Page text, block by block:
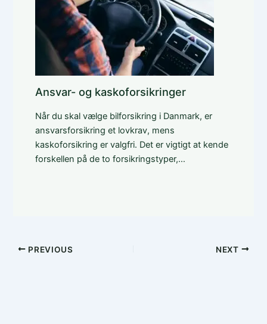
Ansvar- og kaskoforsikringer
Når du skal vælge bilforsikring i Danmark, er
ansvarsforsikring et lovkrav, mens
kaskoforsikring er valgfri. Det er vigtigt at kende
forskellen på de to forsikringstyper,…
PREVIOUS NEXT